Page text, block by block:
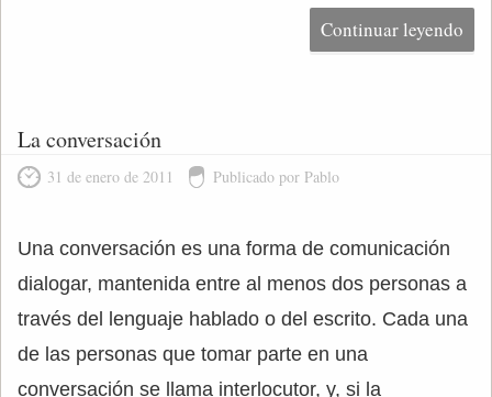
Continuar leyendo
La conversación
31 de enero de 2011 Publicado por Pablo
Una conversación es una forma de comunicación
dialogar, mantenida entre al menos dos personas a
través del lenguaje hablado o del escrito. Cada una
de las personas que tomar parte en una
conversación se llama interlocutor, y, si la